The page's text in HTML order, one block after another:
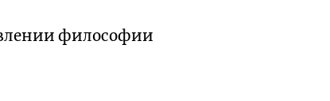
философии